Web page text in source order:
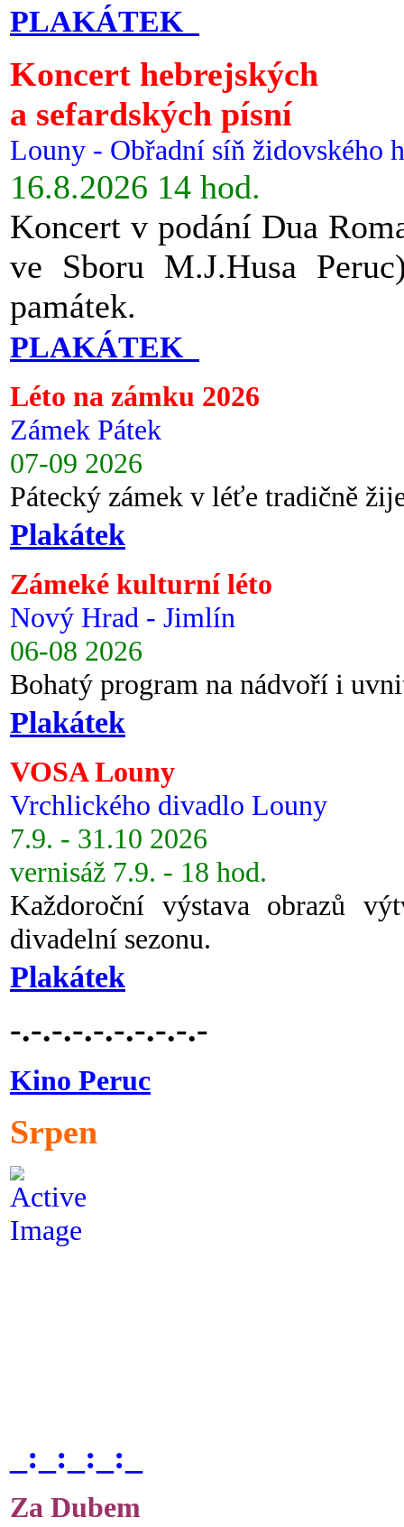
PLAKÁTEK
Koncert hebrejských
a sefardských písní
Louny - Obřadní síň židovského
16.8.2026 14 hod.
Koncert v podání Dua
ve Sboru M.J.Husa
památek.
PLAKÁTEK
Léto na zámku 2026
Zámek Pátek
07-09 2026
Pátecký zámek v léťe tradičně
Plakátek
Zámeké kulturní léto
Nový Hrad - Jimlín
06-08 2026
Bohatý program na nádvoří i
Plakátek
VOSA Louny
Vrchlického divadlo Louny
7.9. - 31.10 2026
vernisáž 7.9. - 18 hod.
Každoroční výstava obrazů
divadelní sezonu.
Plakátek
-.-.-.-.-.-.-.-.-.-
Kino Peruc
Srpen
_:_:_:_:_
Za Dubem